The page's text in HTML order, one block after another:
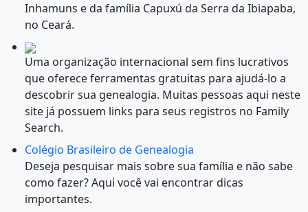
Inhamuns e da família Capuxú da Serra da Ibiapaba,
no Ceará.
Uma organização internacional sem fins lucrativos
que oferece ferramentas gratuitas para ajudá-lo a
descobrir sua genealogia. Muitas pessoas aqui neste
site já possuem links para seus registros no Family
Search.
Colégio Brasileiro de Genealogia
Deseja pesquisar mais sobre sua família e não sabe
como fazer? Aqui você vai encontrar dicas
importantes.